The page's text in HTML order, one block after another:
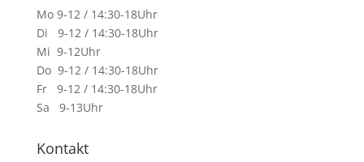
Mo 9-12 / 14:30-18Uhr
Di 9-12 / 14:30-18Uhr
Mi 9-12Uhr
Do 9-12 / 14:30-18Uhr
Fr 9-12 / 14:30-18Uhr
Sa 9-13Uhr
Kontakt